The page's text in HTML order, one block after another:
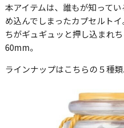
本アイテムは、誰もが知って
め込んでしまったカプセルト
ちがギュギュッと押し込まれ
60mm。
ラインナップはこちらの５種類